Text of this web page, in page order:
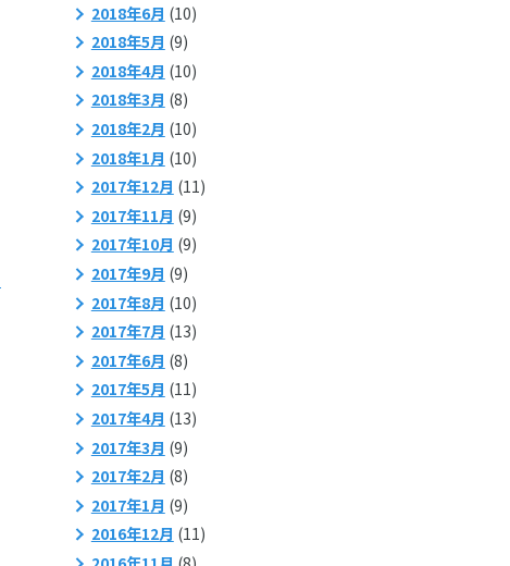
2018年6月 (10)
2018年5月 (9)
2018年4月 (10)
2018年3月 (8)
2018年2月 (10)
2018年1月 (10)
2017年12月 (11)
2017年11月 (9)
2017年10月 (9)
2017年9月 (9)
2017年8月 (10)
2017年7月 (13)
2017年6月 (8)
2017年5月 (11)
2017年4月 (13)
2017年3月 (9)
2017年2月 (8)
2017年1月 (9)
2016年12月 (11)